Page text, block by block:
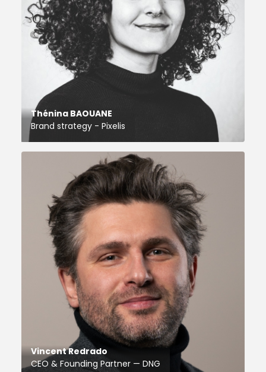
Thénina BAOUANE
Brand strategy - Pixelis
Vincent Redrado
CEO & Founding Partner — DNG